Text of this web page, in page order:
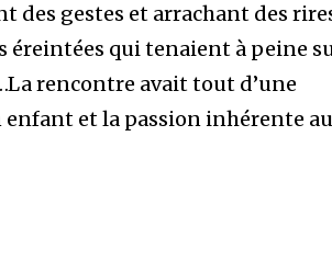
des gestes et arrachant des
éreintées qui tenaient à peine
rencontre avait tout d’une
enfant et la passion inhérente au